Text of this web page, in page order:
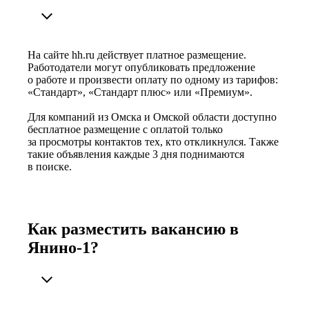
На сайте hh.ru действует платное размещение.
Работодатели могут опубликовать предложение
о работе и произвести оплату по одному из тарифов:
«Стандарт», «Стандарт плюс» или «Премиум».
Для компаний из Омска и Омской области доступно
бесплатное размещение с оплатой только
за просмотры контактов тех, кто откликнулся. Также
такие объявления каждые 3 дня поднимаются
в поиске.
Как разместить вакансию в
Янино-1?